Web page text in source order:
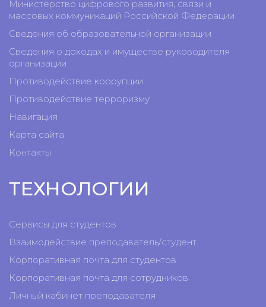
Министерство цифрового развития, связи и
массовых коммуникаций Российской Федерации
Сведения об образовательной организации
Сведения о доходах и имуществе руководителя
организации
Противодействие коррупции
Противодействие терроризму
Навигация
Карта сайта
Контакты
ТЕХНОЛОГИИ
Сервисы для студентов
Взаимодействие преподаватель/студент
Корпоративная почта для студентов
Корпоративная почта для сотрудников
Личный кабинет преподавателя